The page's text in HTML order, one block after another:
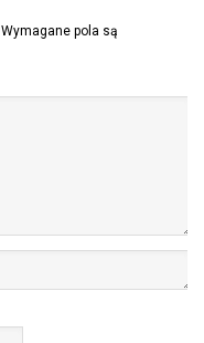
Wymagane pola są